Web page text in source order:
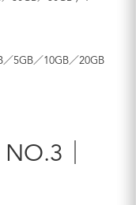
5GB／10GB／20GB
｜